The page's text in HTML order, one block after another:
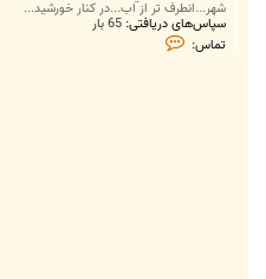
شهر...انطرف تر از اب...در کنار خورشيد...
سپاس‌های دریافتی: 65 بار
تماس:
ت